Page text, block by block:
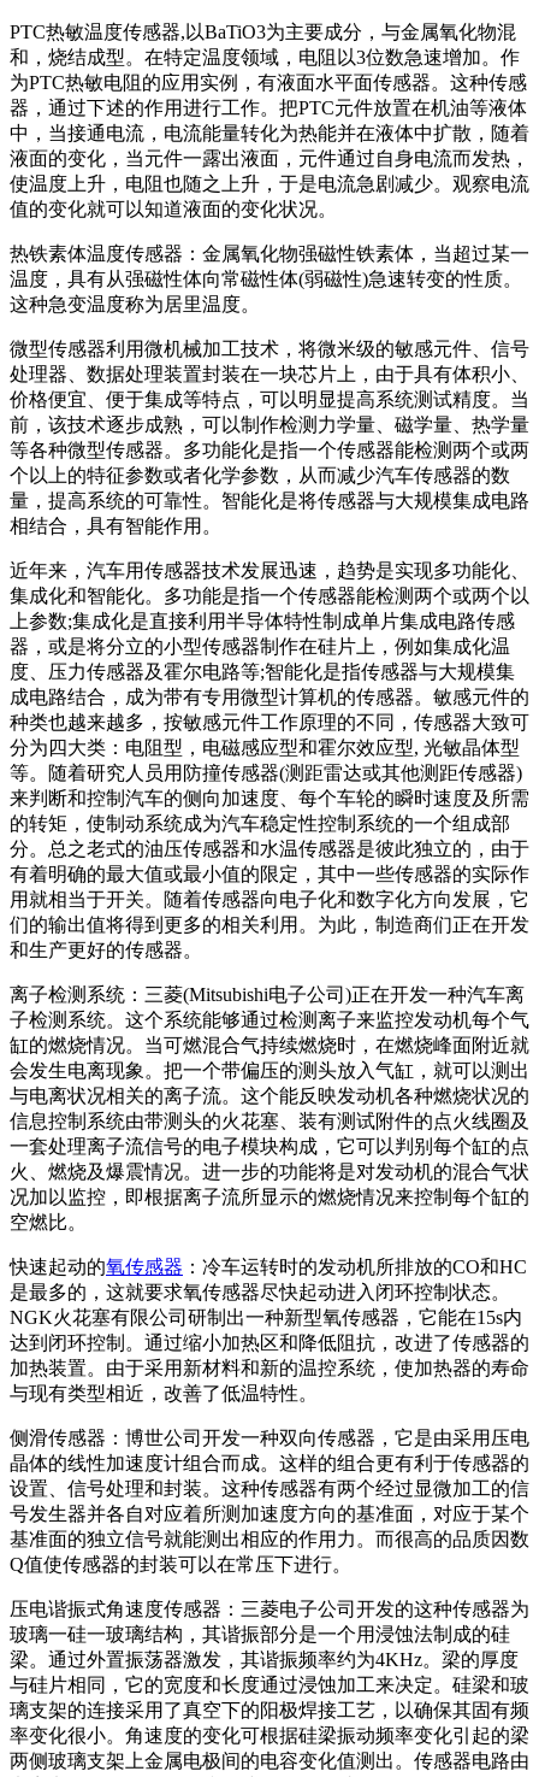
PTC热敏温度传感器,以BaTiO3为主要成分，与金属氧化物混
和，烧结成型。在特定温度领域，电阻以3位数急速增加。作
为PTC热敏电阻的应用实例，有液面水平面传感器。这种传感
器，通过下述的作用进行工作。把PTC元件放置在机油等液体
中，当接通电流，电流能量转化为热能并在液体中扩散，随着
液面的变化，当元件一露出液面，元件通过自身电流而发热，
使温度上升，电阻也随之上升，于是电流急剧减少。观察电流
值的变化就可以知道液面的变化状况。
热铁素体温度传感器：金属氧化物强磁性铁素体，当超过某一
温度，具有从强磁性体向常磁性体(弱磁性)急速转变的性质。
这种急变温度称为居里温度。
微型传感器利用微机械加工技术，将微米级的敏感元件、信号
处理器、数据处理装置封装在一块芯片上，由于具有体积小、
价格便宜、便于集成等特点，可以明显提高系统测试精度。当
前，该技术逐步成熟，可以制作检测力学量、磁学量、热学量
等各种微型传感器。多功能化是指一个传感器能检测两个或两
个以上的特征参数或者化学参数，从而减少汽车传感器的数
量，提高系统的可靠性。智能化是将传感器与大规模集成电路
相结合，具有智能作用。
近年来，汽车用传感器技术发展迅速，趋势是实现多功能化、
集成化和智能化。多功能是指一个传感器能检测两个或两个以
上参数;集成化是直接利用半导体特性制成单片集成电路传感
器，或是将分立的小型传感器制作在硅片上，例如集成化温
度、压力传感器及霍尔电路等;智能化是指传感器与大规模集
成电路结合，成为带有专用微型计算机的传感器。敏感元件的
种类也越来越多，按敏感元件工作原理的不同，传感器大致可
分为四大类：电阻型，电磁感应型和霍尔效应型, 光敏晶体型
等。随着研究人员用防撞传感器(测距雷达或其他测距传感器)
来判断和控制汽车的侧向加速度、每个车轮的瞬时速度及所需
的转矩，使制动系统成为汽车稳定性控制系统的一个组成部
分。总之老式的油压传感器和水温传感器是彼此独立的，由于
有着明确的最大值或最小值的限定，其中一些传感器的实际作
用就相当于开关。随着传感器向电子化和数字化方向发展，它
们的输出值将得到更多的相关利用。为此，制造商们正在开发
和生产更好的传感器。
离子检测系统：三菱(Mitsubishi电子公司)正在开发一种汽车离
子检测系统。这个系统能够通过检测离子来监控发动机每个气
缸的燃烧情况。当可燃混合气持续燃烧时，在燃烧峰面附近就
会发生电离现象。把一个带偏压的测头放入气缸，就可以测出
与电离状况相关的离子流。这个能反映发动机各种燃烧状况的
信息控制系统由带测头的火花塞、装有测试附件的点火线圈及
一套处理离子流信号的电子模块构成，它可以判别每个缸的点
火、燃烧及爆震情况。进一步的功能将是对发动机的混合气状
况加以监控，即根据离子流所显示的燃烧情况来控制每个缸的
空燃比。
快速起动的氧传感器 ：冷车运转时的发动机所排放的CO和HC
是最多的，这就要求氧传感器尽快起动进入闭环控制状态。
NGK火花塞有限公司研制出一种新型氧传感器，它能在15s内
达到闭环控制。通过缩小加热区和降低阻抗，改进了传感器的
加热装置。由于采用新材料和新的温控系统，使加热器的寿命
与现有类型相近，改善了低温特性。
侧滑传感器：博世公司开发一种双向传感器，它是由采用压电
晶体的线性加速度计组合而成。这样的组合更有利于传感器的
设置、信号处理和封装。这种传感器有两个经过显微加工的信
号发生器并各自对应着所测加速度方向的基准面，对应于某个
基准面的独立信号就能测出相应的作用力。而很高的品质因数
Q值使传感器的封装可以在常压下进行。
压电谐振式角速度传感器：三菱电子公司开发的这种传感器为
玻璃一硅一玻璃结构，其谐振部分是一个用浸蚀法制成的硅
梁。通过外置振荡器激发，其谐振频率约为4KHz。梁的厚度
与硅片相同，它的宽度和长度通过浸蚀加工来决定。硅梁和玻
璃支架的连接采用了真空下的阳极焊接工艺，以确保其固有频
率变化很小。角速度的变化可根据硅梁振动频率变化引起的梁
两侧玻璃支架上金属电极间的电容变化值测出。传感器电路由